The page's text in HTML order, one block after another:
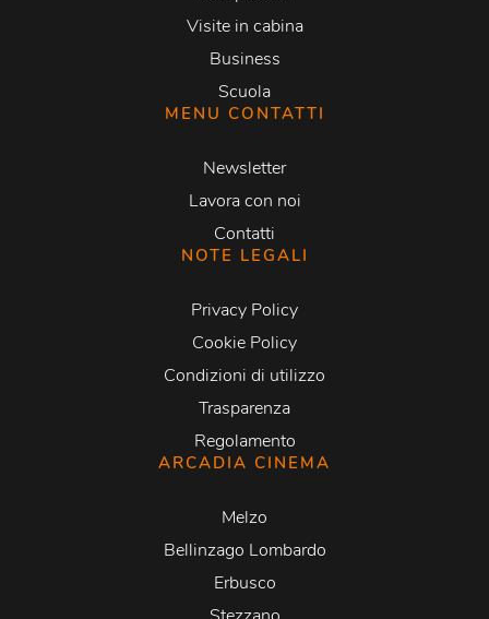
Visite in cabina
Business
Scuola
MENU CONTATTI
Newsletter
Lavora con noi
Contatti
NOTE LEGALI
Privacy Policy
Cookie Policy
Condizioni di utilizzo
Trasparenza
Regolamento
ARCADIA CINEMA
Melzo
Bellinzago Lombardo
Erbusco